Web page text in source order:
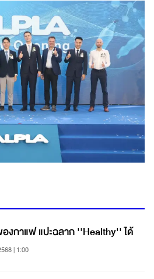
องกาแฟ แปะฉลาก ''Healthy'' ได้
| 1:00